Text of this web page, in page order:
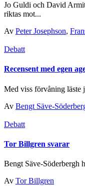
Jo Guldi och David
riktas mot...
Av Peter Josephson,
Debatt
Recensent med egen
Med viss förvåning läste
Av Bengt Säve-
Debatt
Tor Billgren svarar
Bengt Säve-Söderbergh
Av Tor Billgren